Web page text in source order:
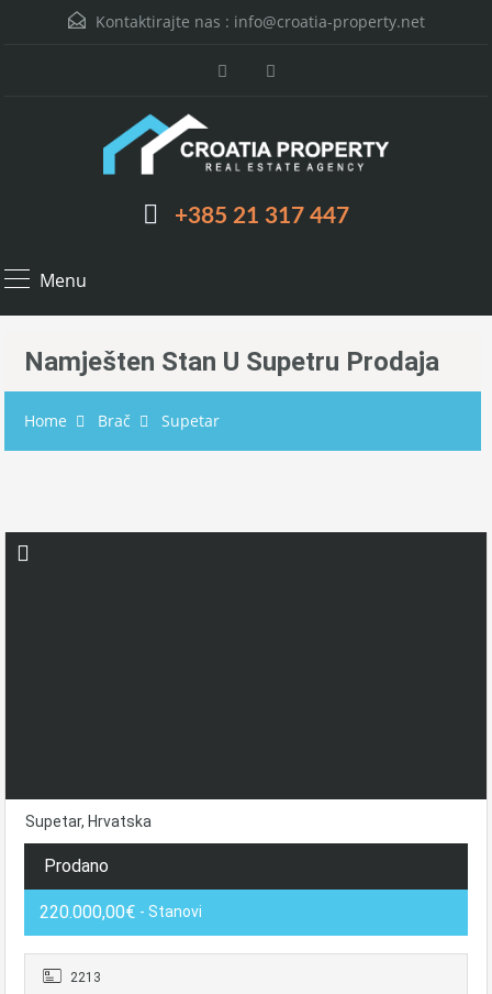
Kontaktirajte nas : info@croatia-property.net
+385 21 317 447
Menu
Namješten Stan U Supetru Prodaja
Home Brač Supetar
Supetar, Hrvatska
Prodano
220.000,00€ - Stanovi
2213